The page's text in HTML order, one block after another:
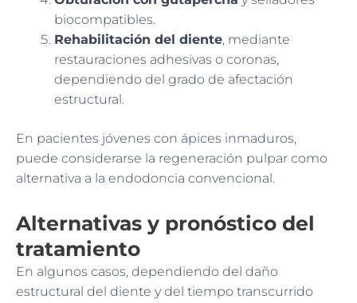
biocompatibles.
Rehabilitación del diente, mediante
restauraciones adhesivas o coronas,
dependiendo del grado de afectación
estructural.
En pacientes jóvenes con ápices inmaduros,
puede considerarse la regeneración pulpar como
alternativa a la endodoncia convencional.
Alternativas y pronóstico del
tratamiento
En algunos casos, dependiendo del daño
estructural del diente y del tiempo transcurrido